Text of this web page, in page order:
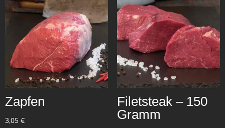
Zapfen
3,05 €
Filetsteak – 150
Gramm